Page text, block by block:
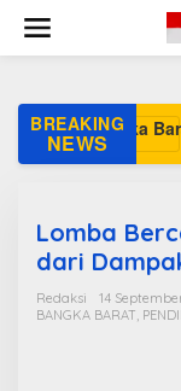
w
BREAKING
NEWS
Lomba
dari
Redaksi
14
BANGKA BARAT,